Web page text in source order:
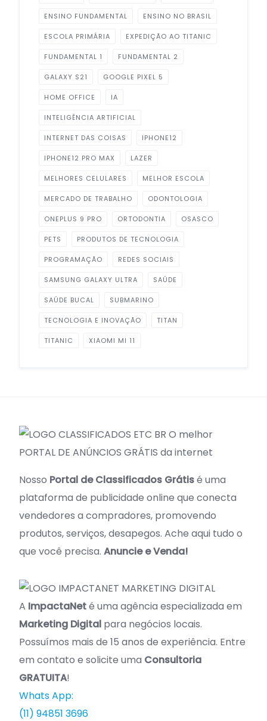
ENSINO FUNDAMENTAL ENSINO NO BRASIL
ESCOLA PRIMÁRIA EXPEDIÇÃO AO TITANIC
FUNDAMENTAL 1 FUNDAMENTAL 2
GALAXY S21 GOOGLE PIXEL 5
HOME OFFICE IA
INTELIGÊNCIA ARTIFICIAL
INTERNET DAS COISAS IPHONE12
IPHONE12 PRO MAX LAZER
MELHORES CELULARES MELHOR ESCOLA
MERCADO DE TRABALHO ODONTOLOGIA
ONEPLUS 9 PRO ORTODONTIA OSASCO
PETS PRODUTOS DE TECNOLOGIA
PROGRAMAÇÃO REDES SOCIAIS
SAMSUNG GALAXY ULTRA SAÚDE
SAÚDE BUCAL SUBMARINO
TECNOLOGIA E INOVAÇÃO TITAN
TITANIC XIAOMI MI 11
O melhor
PORTAL DE ANÚNCIOS GRÁTIS da internet
Nosso Portal de Classificados Grátisé uma
plataforma de publicidade online que conecta
vendedores a compradores, promovendo
produtos, serviços, desapegos. Ache aqui tudo o
que você precisa. Anuncie e Venda!
A ImpactaNeté uma agência especializada em
Marketing Digital para negócios locais.
Possuímos mais de 15 anos de experiência. Entre
em contato e solicite uma Consultoria
GRATUITA!
Whats App:
(11) 94851 3696